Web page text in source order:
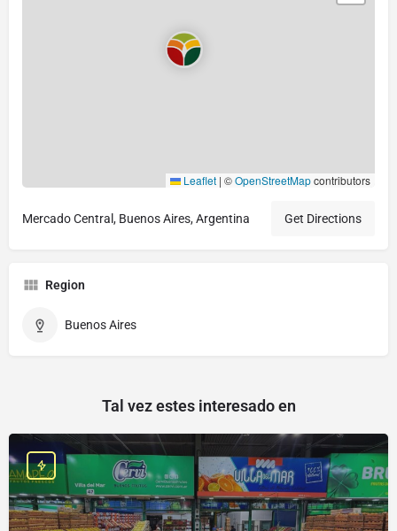
Leaflet | ©OpenStreetMapcontributors
Mercado Central, Buenos Aires, Argentina Get Directions
Region
Buenos Aires
Tal vez estes interesado en